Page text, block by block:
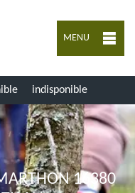
MENU
indisponible
16380